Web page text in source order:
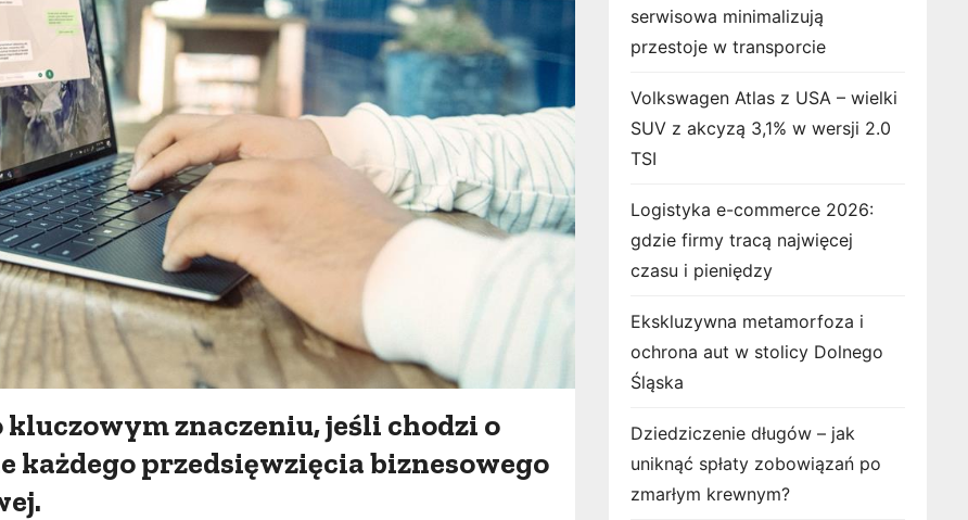
znaczeniu, jeśli chodzi o
przedsięwzięcia biznesowego
serwisowa minimalizują
przestoje w transporcie
Volkswagen Atlas z USA – wielki
SUV z akcyzą 3,1% w wersji 2.0
TSI
Logistyka e-commerce 2026:
gdzie firmy tracą najwięcej
czasu i pieniędzy
Ekskluzywna metamorfoza i
ochrona aut w stolicy Dolnego
Śląska
Dziedziczenie długów – jak
uniknąć spłaty zobowiązań po
zmarłym krewnym?